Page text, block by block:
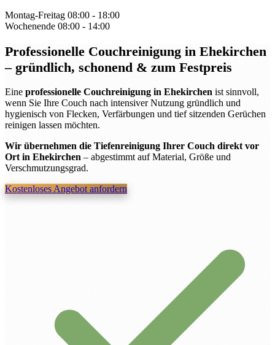
Montag-Freitag 08:00 - 18:00
Wochenende 08:00 - 14:00
Professionelle Couchreinigung in Ehekirchen
– gründlich, schonend & zum Festpreis
Eine professionelle Couchreinigung in Ehekirchen ist sinnvoll,
wenn Sie Ihre Couch nach intensiver Nutzung gründlich und
hygienisch von Flecken, Verfärbungen und tief sitzenden Gerüchen
reinigen lassen möchten.
Wir übernehmen die Tiefenreinigung Ihrer Couch direkt vor
Ort in Ehekirchen – abgestimmt auf Material, Größe und
Verschmutzungsgrad.
Kostenloses Angebot anfordern